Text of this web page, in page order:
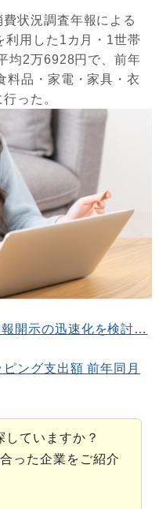
状況調査年報による
利用した1カ月・1世帯
均2万6928円で、前年
料品・家電・家具・衣
った。
開示の迅速化を検討…
ング支出額 前年同月
ていますか？
った企業をご紹介